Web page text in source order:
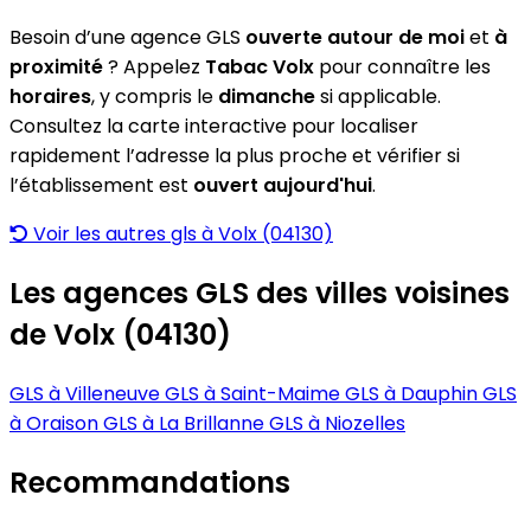
Besoin d’une agence GLS ouverte autour de moiet à
proximité? Appelez Tabac Volx pour connaître les
horaires, y compris le dimanchesi applicable.
Consultez la carte interactive pour localiser
rapidement l’adresse la plus proche et vérifier si
l’établissement est ouvert aujourd'hui.
Voir les autres gls à Volx (04130)
Les agences GLS des villes voisines
de Volx (04130)
GLS à VilleneuveGLS à Saint-MaimeGLS à DauphinGLS
à OraisonGLS à La BrillanneGLS à Niozelles
Recommandations